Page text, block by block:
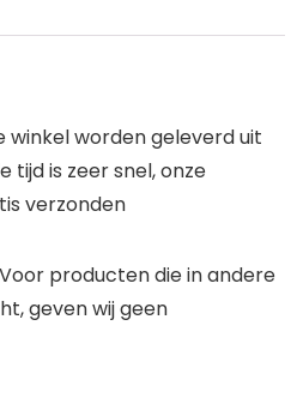
winkel worden geleverd uit
tijd is zeer snel, onze
verzonden
producten die in andere
geven wij geen